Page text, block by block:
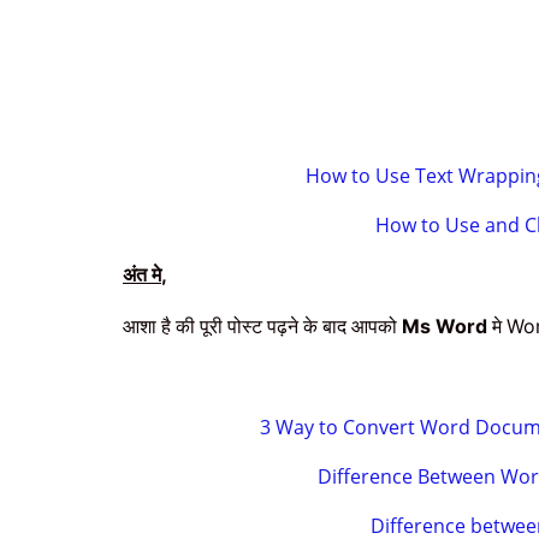
How to Use Text
How to Use and
अंत मे,
आशा है की पूरी पोस्ट पढ़ने के बाद आपको Ms Wordमे
3 Way to Convert Word
Difference Between
Difference